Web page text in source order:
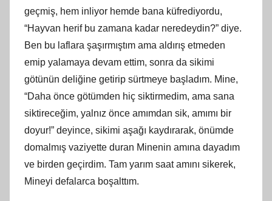
geçmiş, hem inliyor hemde bana küfrediyordu,
“Hayvan herif bu zamana kadar neredeydin?” diye.
Ben bu laflara şaşırmıştım ama aldırış etmeden
emip yalamaya devam ettim, sonra da sikimi
götünün deliğine getirip sürtmeye başladım. Mine,
“Daha önce götümden hiç siktirmedim, ama sana
siktireceğim, yalnız önce amımdan sik, amımı bir
doyur!” deyince, sikimi aşağı kaydırarak, önümde
domalmış vaziyette duran Minenin amına dayadım
ve birden geçirdim. Tam yarım saat amını sikerek,
Mineyi defalarca boşalttım.